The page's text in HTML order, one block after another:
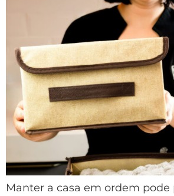
Manter a casa em ordem pode